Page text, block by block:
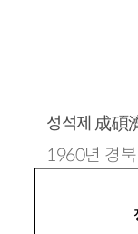
성석제 成碩
1960년 경북
『황만근은